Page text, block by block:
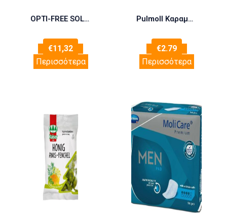
OPTI-FREE SOLUTION EXPRESS 355ML
€11,32
Περισσότερα
Pulmoll Καραμέλες με Ευκάλυπτος- Μενθόλη
€2.79
Περισσότερα